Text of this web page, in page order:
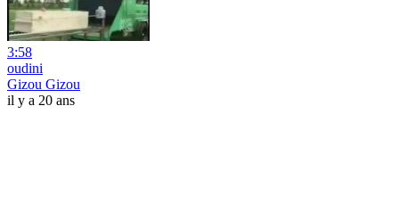
3:58
oudini
Gizou Gizou
il y a 20 ans